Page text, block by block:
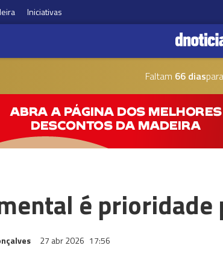
Iniciativas
Faltam 66 dias
é prioridade
27 abr 2026 17:56